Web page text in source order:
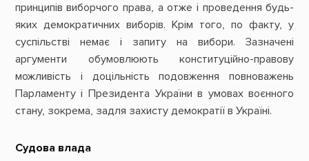
принципів виборчого права, а отже і проведення будь-
яких демократичних виборів. Крім того, по факту, у
суспільстві немає і запиту на вибори. Зазначені
аргументи обумовлюють конституційно-правову
можливість і доцільність подовження повноважень
Парламенту і Президента України в умовах воєнного
стану, зокрема, задля захисту демократії в Україні.
Судова влада